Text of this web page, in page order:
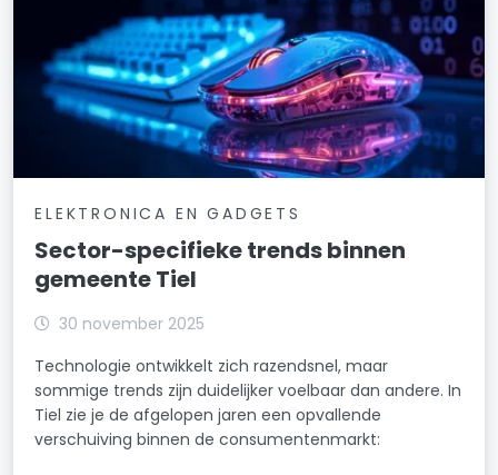
ELEKTRONICA EN GADGETS
Sector-specifieke trends binnen
gemeente Tiel
30 november 2025
Technologie ontwikkelt zich razendsnel, maar
sommige trends zijn duidelijker voelbaar dan andere. In
Tiel zie je de afgelopen jaren een opvallende
verschuiving binnen de consumentenmarkt: